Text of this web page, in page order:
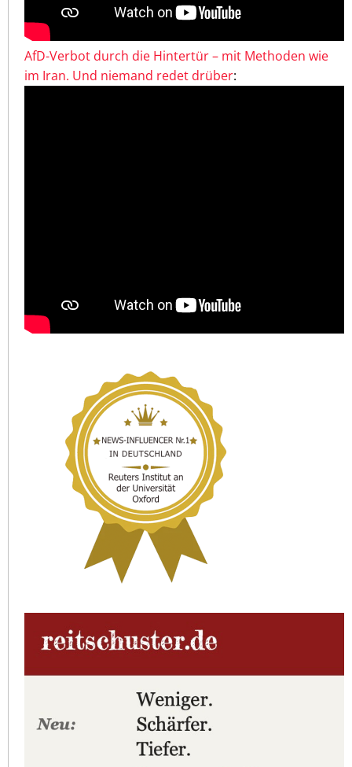
AfD-Verbot durch die Hintertür – mit Methoden wie
im Iran. Und niemand redet drüber: